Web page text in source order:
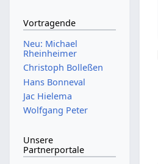
Vortragende
Neu: Michael
Rheinheimer
Christoph Bolleßen
Hans Bonneval
Jac Hielema
Wolfgang Peter
Unsere
Partnerportale